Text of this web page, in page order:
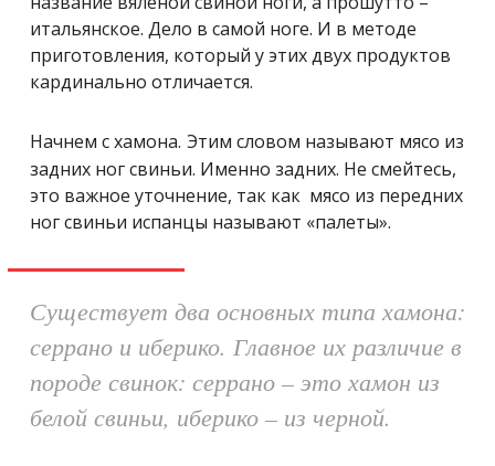
итальянское. Дело в самой ноге. И в методе
приготовления, который у этих двух продуктов
кардинально отличается.
Начнем с хамона. Этим словом называют мясо из
задних ног свиньи. Именно задних. Не смейтесь,
это важное уточнение, так как мясо из передних
ног свиньи испанцы называют «палеты».
Существует два основных типа хамона:
серрано и иберико. Главное их различие в
породе свинок: серрано – это хамон из
белой свиньи, иберико – из черной.